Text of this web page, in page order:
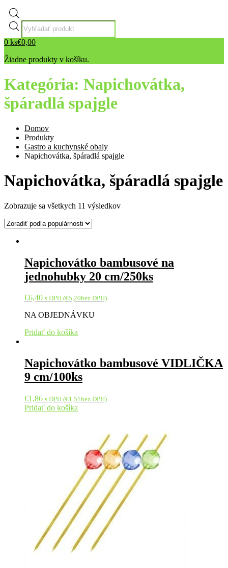
Products
search
0 ks€0,00
Žiadne produkty v košíku.
Kategória: Napichovátka,
špáradlá spajgle
Domov
Produkty
Gastro a kuchynské obaly
Napichovátka, špáradlá spajgle
Napichovátka, špáradlá spajgle
Zobrazuje sa všetkych 11 výsledkov
Napichovátko bambusové na
jednohubky 20 cm/250ks
€6,40 s DPH (€5,20bez DPH)
NA OBJEDNÁVKU
Pridať do košíka
Napichovátko bambusové VIDLIČKA
9 cm/100ks
€1,86 s DPH (€1,51bez DPH)
Pridať do košíka